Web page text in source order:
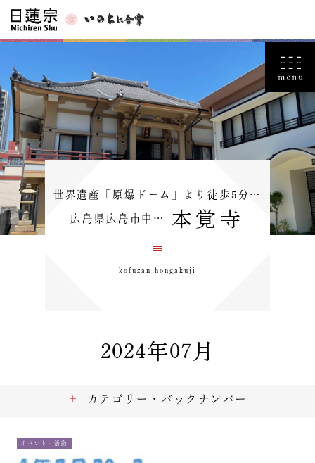
世界遺産「原爆ドーム」より徒歩5分…
広島県広島市中… 本覚寺
kofuzan hongakuji
2024年07月
イベント・活動
カテゴリー・バックナンバー